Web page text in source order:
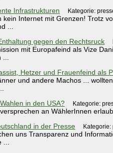
Infrastrukturen Kategorie:
kein Internet mit Grenzen! Trotz
...
gegen den Rechtsruck
mit Europafeind als Vize
Hetzer und Frauenfeind als
und andere Machos ...
in den USA? Kategorie:
an WählerInnen
in der Presse Kategorie:
uns Transparenz und